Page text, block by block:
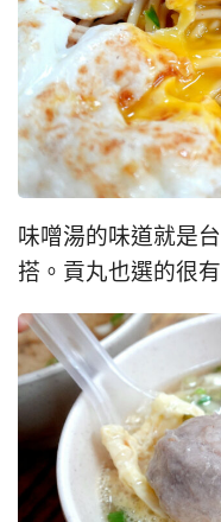
味噌湯的味道就是
搭。貢丸也選的很